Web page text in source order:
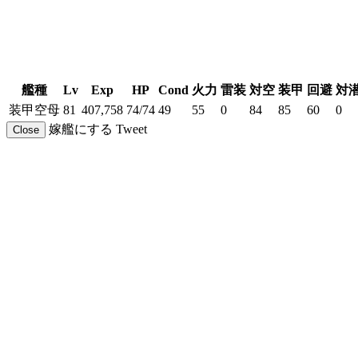
艦種 Lv Exp HP Cond 火力 雷装 対空 装甲 回避 対
装甲空母 81 407,758 74/74 49 55 0 84 85 60 0
Close 嫁艦にする Tweet